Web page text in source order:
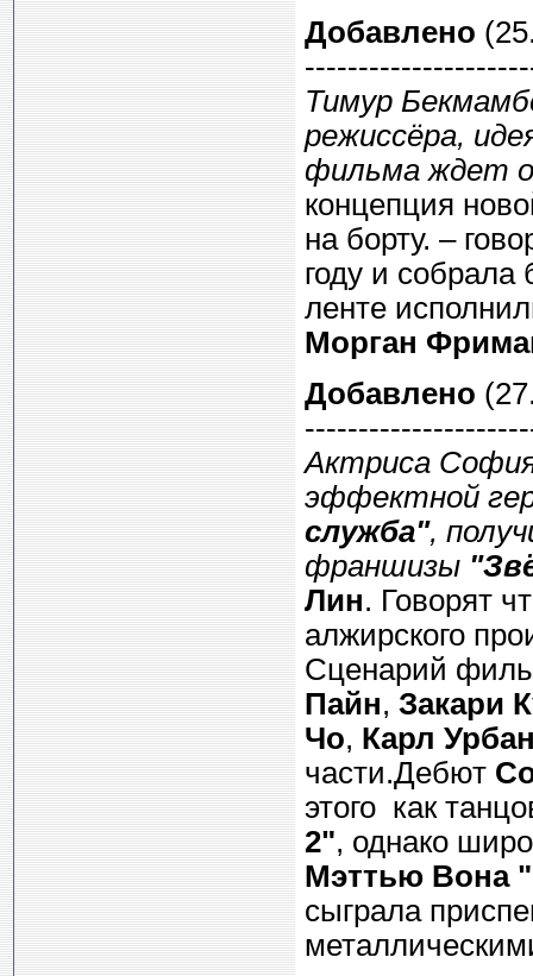
Добавлено
Тимур
режиссёра,
фильма ждет
концепция
на борту. –
году и
ленте
Морган
Добавлено
Актриса
эффектной
служба",
франшизы
Лин. Говорят
алжирского
Сценарий
Пайн, Закари
Чо, Карл
части.Дебют
этого как
2", однако
Мэттью Вона
сыграла